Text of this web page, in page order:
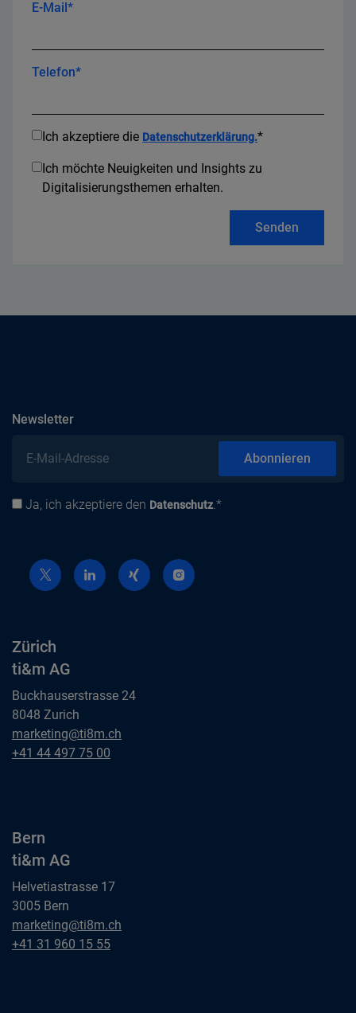
E-Mail*
Telefon*
Ich akzeptiere die Datenschutzerklärung.*
Ich möchte Neuigkeiten und Insights zu
Digitalisierungsthemen erhalten.
Senden
Newsletterabonnieren
E-Mail-Adresse
Datenschutz
Ja, ich akzeptiere den Datenschutz.*
Abonnieren
Zürich
ti&m AG
Buckhauserstrasse 24
8048 Zurich
Zürich
ti&m AG
marketing@ti8m.ch
Zürich
+41 44 497 75 00
Bern
ti&m AG
Helvetiastrasse 17
3005 Bern
Bern
ti&m AG
marketing@ti8m.ch
Bern
+41 31 960 15 55